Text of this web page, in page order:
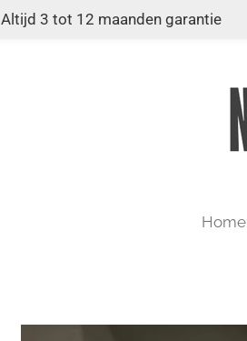
Altijd 3 tot 12 maanden garantie
Home